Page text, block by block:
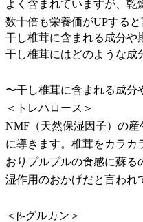
よく含まれていますが、乾
数十倍も栄養価がUPすると
干し椎茸に含まれる成分や
干し椎茸にはどのような成
〜干し椎茸に含まれる成分
＜トレハロース＞
NMF（天然保湿因子）の
に導きます。椎茸をカラカ
おりプルプルの食感に蘇る
湿作用のおかげだと言われ
＜β-グルカン＞